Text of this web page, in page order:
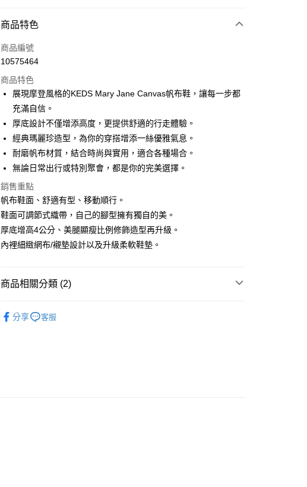
付款方式
信用卡一次付款
3 期 0 利率 每期 21家銀行
合作金庫商業銀行
華南商業銀行
彰化商業銀行
國泰世華商業銀行
兆豐國際商業銀行
臺灣中小企業銀行
台中商業銀行
匯豐（台灣）商業銀行
華泰商業銀行
聯邦商業銀行
玉山商業銀行
台新國際商業銀行
中國信託商業銀行
台灣樂天信用卡公司
6 期 0 利率 每期
合作金庫商業銀行
第一商業銀行
華南商業銀行
彰化商業銀行
上海商業儲蓄銀行
台北富邦商業銀行
臺灣中小企業銀行
台中商業銀行
匯豐（台灣）商業銀行
聯邦商業銀行
元大商業銀行
永豐商業銀行
台新國際商業銀行
中國信託商業銀行
台灣樂天信用卡公司
Apple Pay
Google Pay
ATM付款
運送方式
宅配
每筆NT$100，滿NT$2,000(含以上)免運費
每筆NT$150
商品特色
商品編號
10575464
商品特色
展現摩登風格的KEDS Mary Jane Canvas帆布鞋，讓每一步都
充滿自信。
厚底設計不僅增添高度，更提供舒適的行走體驗。
經典瑪麗珍造型，為你的穿搭增添一絲優雅氣息。
耐磨帆布材質，結合時尚與實用，適合各種場合。
無論日常出行或特別聚會，都是你的完美選擇。
銷售重點
帆布鞋面、舒適有型、移動順行。
鞋面可調節式織帶，自己的腳型擁有獨自的美。
厚底增高4公分、美腿顯瘦比例修飾造型再升級。
內裡細緻網布/襯墊設計以及升級柔軟鞋墊。
商品相關分類 (2)
分享 客服